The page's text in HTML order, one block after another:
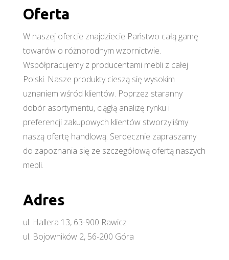
Oferta
W naszej ofercie znajdziecie Państwo całą gamę
towarów o różnorodnym wzornictwie.
Współpracujemy z producentami mebli z całej
Polski. Nasze produkty cieszą się wysokim
uznaniem wśród klientów. Poprzez staranny
dobór asortymentu, ciągłą analizę rynku i
preferencji zakupowych klientów stworzyliśmy
naszą ofertę handlową. Serdecznie zapraszamy
do zapoznania się ze szczegółową ofertą naszych
mebli.
Adres
ul. Hallera 13, 63-900 Rawicz
ul. Bojowników 2, 56-200 Góra